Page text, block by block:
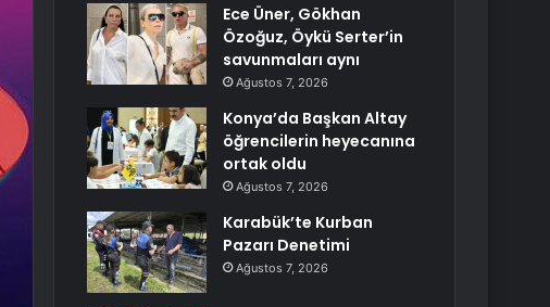
Ece Üner, Gökhan
Özoğuz, Öykü Serter’in
savunmaları aynı
Ağustos 7, 2026
Konya’da Başkan Altay
öğrencilerin heyecanına
ortak oldu
Ağustos 7, 2026
Karabük’te Kurban
Pazarı Denetimi
Ağustos 7, 2026